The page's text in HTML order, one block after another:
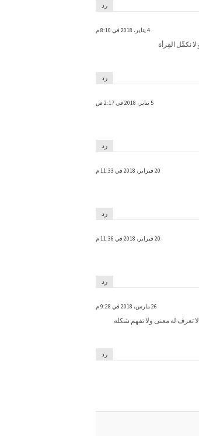
رد
4 يناير، 2018 في 8:10 م
نكمِّل القِرأة
رد
5 يناير، 2018 في 2:17 ص
رد
20 فبراير، 2018 في 11:33 م
رد
20 فبراير، 2018 في 11:36 م
رد
26 مارس، 2018 في 9:28 م
تعرف له معنى ولا تفهم شكله
رد